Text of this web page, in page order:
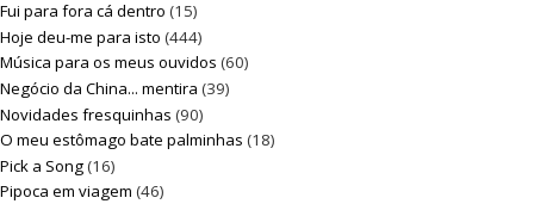
Fui para fora cá dentro (15)
Hoje deu-me para isto (444)
Música para os meus ouvidos (60)
Negócio da China... mentira (39)
Novidades fresquinhas (90)
O meu estômago bate palminhas (18)
Pick a Song(16)
Pipoca em viagem (46)